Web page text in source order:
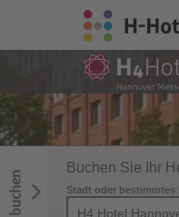
buchen
Buchen Sie Ihr
Stadt oder bestimmtes